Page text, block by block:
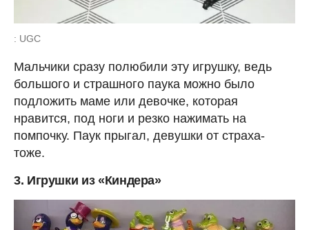
: UGC
Мальчики сразу полюбили эту игрушку, ведь
большого и страшного паука можно было
подложить маме или девочке, которая
нравится, под ноги и резко нажимать на
помпочку. Паук прыгал, девушки от страха-
тоже.
3. Игрушки из «Киндера»